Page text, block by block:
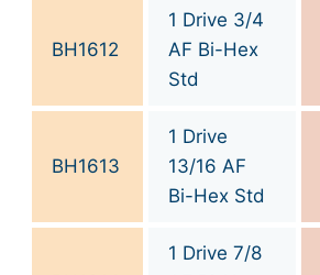
BH1612
1 Drive 3/4
AF Bi-Hex
Std
BH1613
1 Drive
13/16 AF
Bi-Hex Std
1 Drive 7/8